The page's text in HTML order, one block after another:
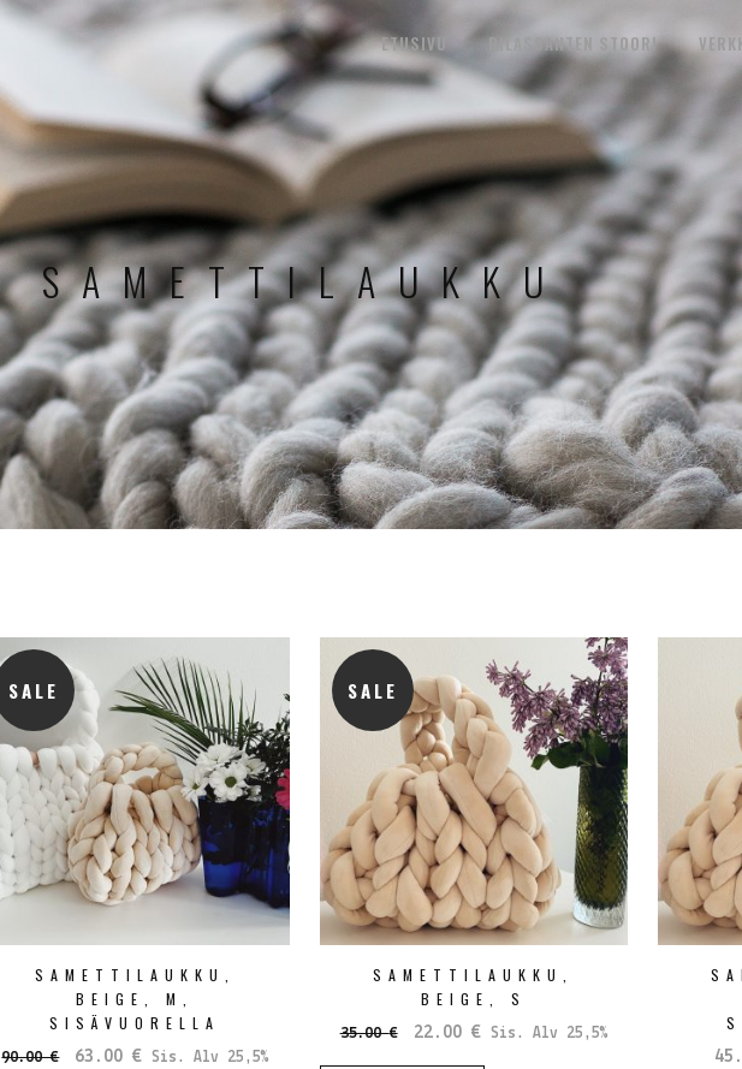
ETUSIVU RILASSANTEN STOORI
SAMETTILAUKKU
SALE
SAMETTILAUKKU,
BEIGE, M,
SISÄVUORELLA
90.00€
Alkuperäinen
63.00€Nykyinen
Sis. Alv 25,5%
SALE
SAMETTILAUKKU,
BEIGE, S
35.00€
Alkuperäinen
22.00 €Nykyinen
Sis. Alv 25,5%